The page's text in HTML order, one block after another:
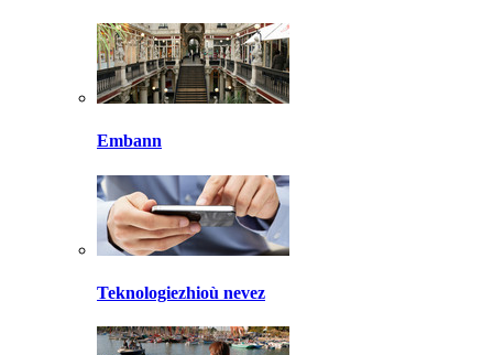
Embann
Teknologiezhioù nevez